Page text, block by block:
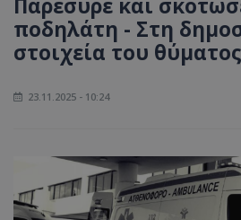
Παρέσυρε και
ποδηλάτη - Στη
στοιχεία του θύματος
23.11.2025 - 10:24